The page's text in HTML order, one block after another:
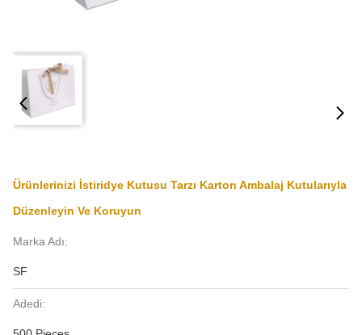
Ürünlerinizi İstiridye Kutusu Tarzı Karton Ambalaj Kutularıyla
Düzenleyin Ve Koruyun
Marka Adı:
SF
Adedi: